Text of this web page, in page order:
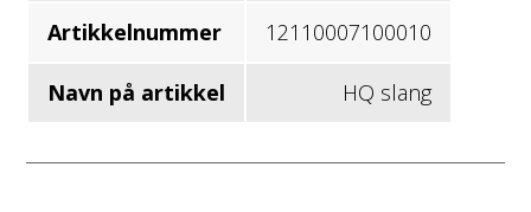
Artikkelnummer 12110007100010
Navn på artikkel HQ slang